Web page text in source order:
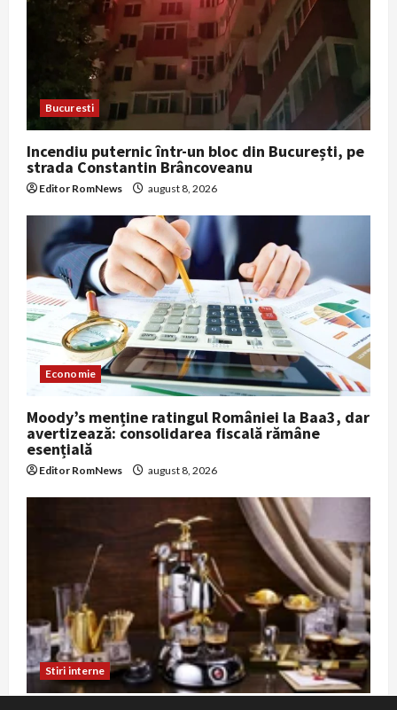
Bucuresti
Incendiu puternic într-un bloc din București, pe
strada Constantin Brâncoveanu
Editor RomNews august 8, 2026
Economie
Moody’s menține ratingul României la Baa3, dar
avertizează: consolidarea fiscală rămâne
esențială
Editor RomNews august 8, 2026
Stiri interne